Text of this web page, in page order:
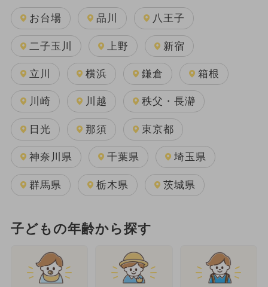
お台場 品川 八王子
二子玉川 上野 新宿
立川 横浜 鎌倉 箱根
川崎 川越 秩父・長瀞
日光 那須 東京都
神奈川県 千葉県 埼玉県
群馬県 栃木県 茨城県
子どもの年齢から探す